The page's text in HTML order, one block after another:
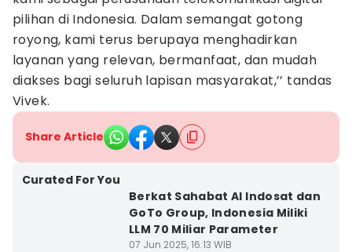
pilihan di Indonesia. Dalam semangat gotong
royong, kami terus berupaya menghadirkan
layanan yang relevan, bermanfaat, dan mudah
diakses bagi seluruh lapisan masyarakat,’’ tandas
Vivek.
Share Article
Curated For You
Berkat Sahabat AI Indosat dan
GoTo Group, Indonesia Miliki
LLM 70 Miliar Parameter
07 Jun 2025, 16:13 WIB